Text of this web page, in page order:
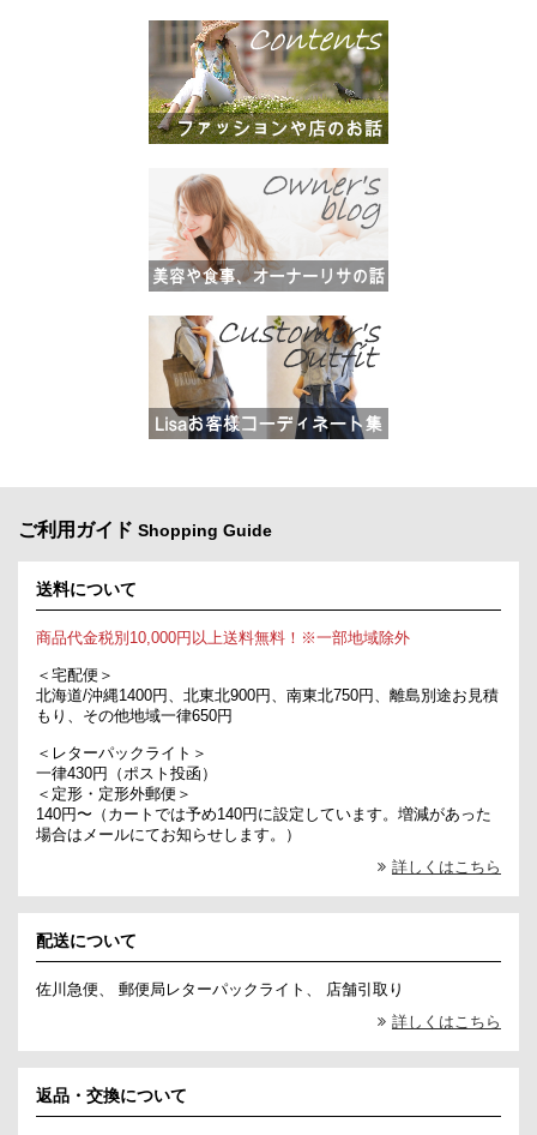
ご利用ガイド Shopping Guide
送料について
商品代金税別10,000円以上送料無料！※一部地域除外
＜宅配便＞
北海道/沖縄1400円、北東北900円、南東北750円、離島別途お見積
もり、その他地域一律650円
＜レターパックライト＞
一律430円（ポスト投函）
＜定形・定形外郵便＞
140円〜（カートでは予め140円に設定しています。増減があった
場合はメールにてお知らせします。）
詳しくはこちら
配送について
佐川急便、 郵便局レターパックライト、 店舗引取り
詳しくはこちら
返品・交換について